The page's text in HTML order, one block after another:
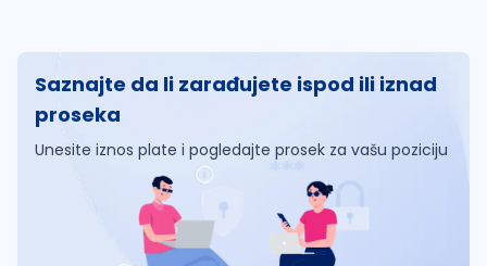
Saznajte da li zarađujete ispod ili iznad
proseka
Unesite iznos plate i pogledajte prosek za vašu poziciju